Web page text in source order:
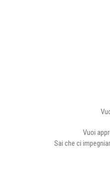
Vuoi
Sai che ci